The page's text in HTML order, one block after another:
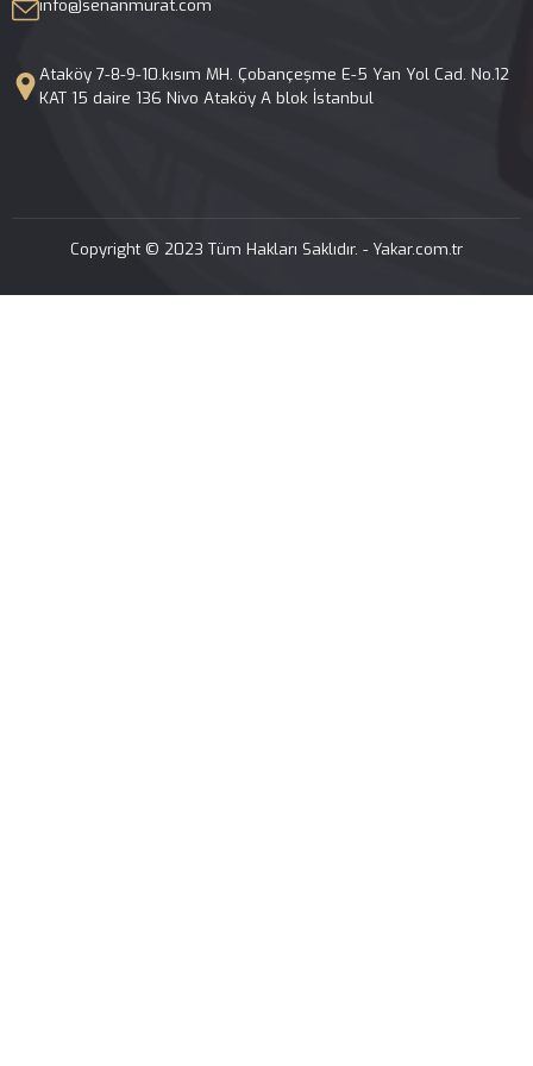
info@senanmurat.com
Ataköy 7-8-9-10.kısım MH. Çobançeşme E-5 Yan Yol Cad. No.12 KAT 15 daire 136 Nivo Ataköy A blok İstanbul
Copyright © 2023 Tüm Hakları Saklıdır. - Yakar.com.tr